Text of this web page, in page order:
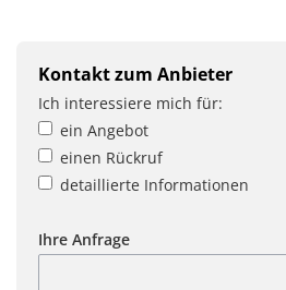
Kontakt zum Anbieter
Ich interessiere mich für:
ein Angebot
einen Rückruf
detaillierte Informationen
Ihre Anfrage